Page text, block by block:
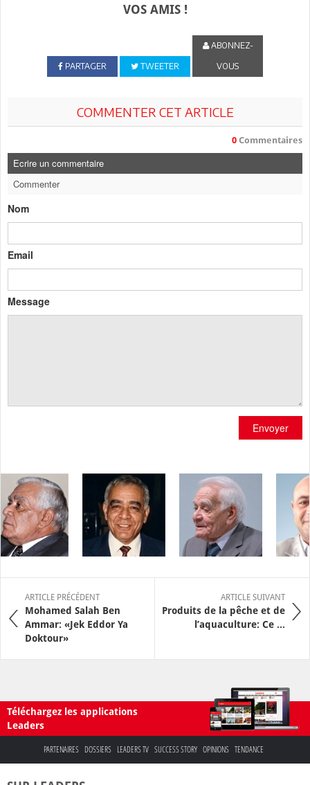
VOS AMIS !
PARTAGER TWEETER
ABONNEZ-
VOUS
COMMENTER CET ARTICLE
0 Commentaires
Ecrire un commentaire
Commenter
Nom
Email
Message
Envoyer
ARTICLE PRÉCÉDENT
Mohamed Salah Ben
Ammar: «Jek Eddor Ya
Doktour»
ARTICLE SUIVANT
Produits de la pêche et de
l’aquaculture: Ce ...
Téléchargez les applications
Leaders
PARTENAIRES DOSSIERS LEADERS TV SUCCESS STORY OPINIONS TENDANCE